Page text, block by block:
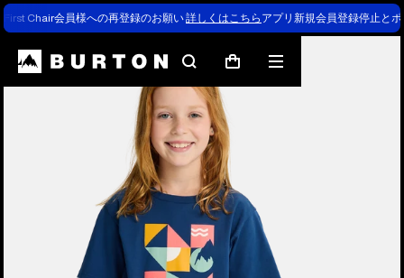
First Chair会員様への再登録のお願い詳しくはこちら アプリ新規会員登録停止と
検
索
カ
メ
ニ
Burtonの専門家による解説